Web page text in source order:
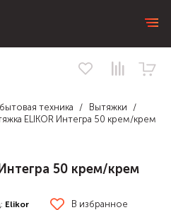
техника
Вытяжки
ELIKOR Интегра 50 крем/крем
50 крем/крем
Elikor В избранное